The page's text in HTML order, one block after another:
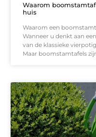
Waarom
huis
Waarom een
Wanneer u denkt aan
van de klassieke
Maar boomstamtafels